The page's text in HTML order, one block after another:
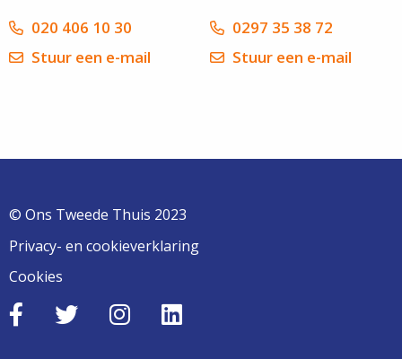
020 406 10 30
Stuur een e-mail
0297 35 38 72
Stuur een e-mail
© Ons Tweede Thuis 2023
Privacy- en cookieverklaring
Cookies